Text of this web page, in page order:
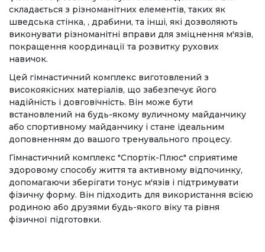
складається з різноманітних елементів, таких як
шведська стінка, , драбини, та інші, які дозволяють
виконувати різноманітні вправи для зміцнення м'язів,
покращення координації та розвитку рухових
навичок.
Цей гімнастичний комплекс виготовлений з
високоякісних матеріалів, що забезпечує його
надійність і довговічність. Він може бути
встановлений на будь-якому вуличному майданчику
або спортивному майданчику і стане ідеальним
доповненням до вашого тренувального процесу.
Гімнастичний комплекс "Спортік-Плюс" сприятиме
здоровому способу життя та активному відпочинку,
допомагаючи зберігати тонус м'язів і підтримувати
фізичну форму. Він підходить для використання всією
родиною або друзями будь-якого віку та рівня
фізичної підготовки.